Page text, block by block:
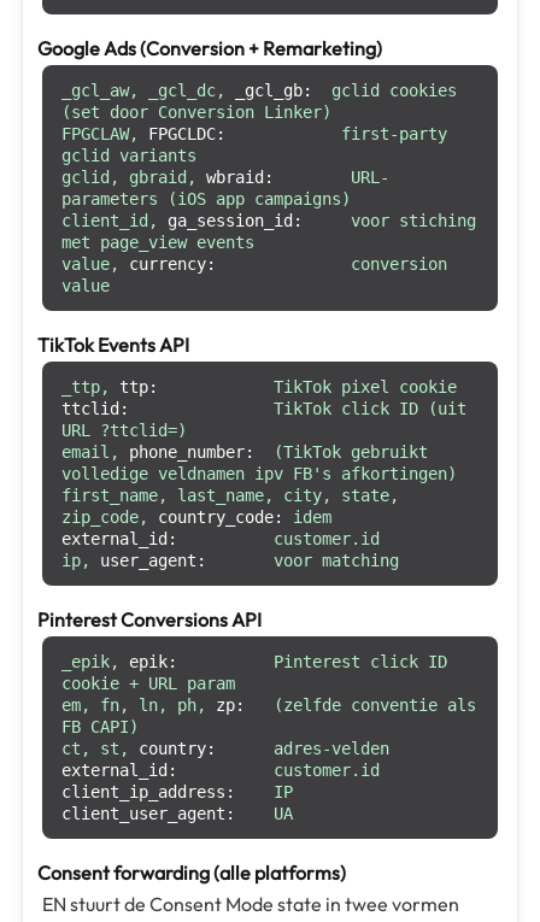
Google Ads (Conversion + Remarketing)
_gcl_aw, _gcl_dc, _gcl_gb: gclid
cookies
(set
door Conversion Linker)
FPGCLAW,
FPGCLDC:
first-party
gclid
variants
gclid,
gbraid, wbraid:
URL-
parameters
(iOS app campaigns)
client_id,
ga_session_id: voor stiching
met
page_view events
value,
currency:
conversion
value
TikTok Events API
_ttp, ttp: TikTok pixel
cookie
ttclid:
TikTok click ID
(uit
URL
?ttclid=)
email,
phone_number: (TikTok gebruikt
volledige veldnamen ipv FB's
afkortingen)
first_name,
last_name, city,
state,
zip_code,
country_code:
idem
external_id:
customer.id
ip,
user_agent: voor matching
Pinterest Conversions API
_epik, epik: Pinterest click ID
cookie + URL
param
em,
fn, ln, ph, zp: (zelfde conventie als
FB CAPI)
ct,
st, country:
adres-velden
external_id:
customer.id
client_ip_address:
IP
client_user_agent:
UA
Consent forwarding (alle platforms)
EN stuurt de Consent Mode state in twee vormen